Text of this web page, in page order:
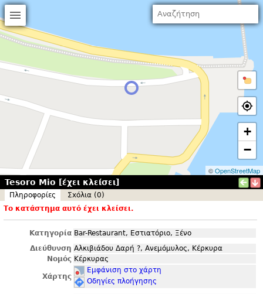
+
−
©OpenStreetMap
Tesoro Mio [έχει κλείσει]
Πληροφορίες
Σxόλια (0)
Το κατάστημα αυτό έχει κλείσει.
Κατηγορία Bar-Restaurant, Εστιατόριο, Ξένο
Διεύθυνση Αλκιβιάδου Δαρή ?, Ανεμόμυλος, Κέρκυρα
Νομός Κέρκυρας
Χάρτης
Εμφάνιση στο χάρτη
Οδηγίες πλοήγησης